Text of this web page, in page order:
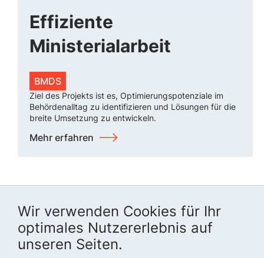
Wir verwenden Cookies für Ihr
optimales Nutzererlebnis auf
unseren Seiten.
Effiziente
Ministerialarbeit
BMDS
Ziel des Projekts ist es, Optimierungspotenziale im
Behördenalltag zu identifizieren und Lösungen für die
breite Umsetzung zu entwickeln.
Mehr erfahren